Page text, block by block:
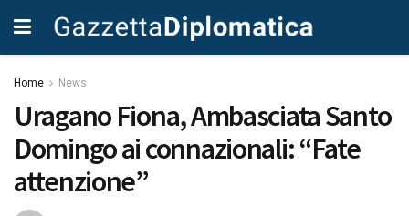
Home News
Uragano Fiona, Ambasciata Santo
Domingo ai connazionali: “Fate
attenzione”